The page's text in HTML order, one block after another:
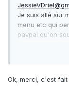
Je suis allé sur
menu etc qui
paypal qu'on
Ok, merci, c'est fait